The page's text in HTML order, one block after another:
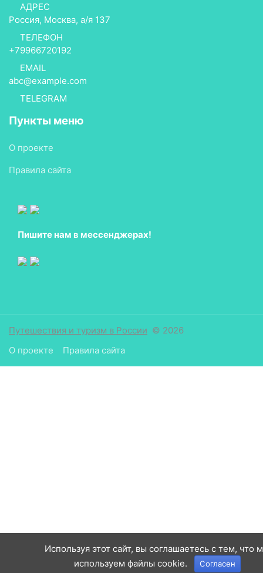
АДРЕС
Россия, Москва, а/я 137
ТЕЛЕФОН
+79966720192
EMAIL
abc@example.com
TELEGRAM
Пункты меню
О проекте
Правила сайта
Пишите нам в мессенджерах!
Путешествия и туризм в России © 2026
О проекте
Правила сайта
Используя этот сайт, вы соглашаетесь с тем, что
используем файлы cookie.
Согласен